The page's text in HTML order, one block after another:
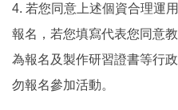
4. 若您同意上述個資合理運
報名，若您填寫代表您同意
為報名及製作研習證書等行
勿報名參加活動。